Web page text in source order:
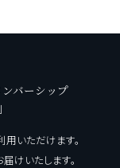
バーシップ
いただけます。
けいたします。